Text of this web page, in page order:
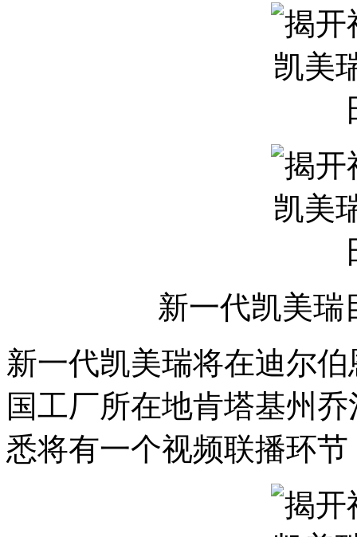
新一代凯美瑞
新一代凯美瑞将在迪尔
国工厂所在地肯塔基州
悉将有一个视频联播环